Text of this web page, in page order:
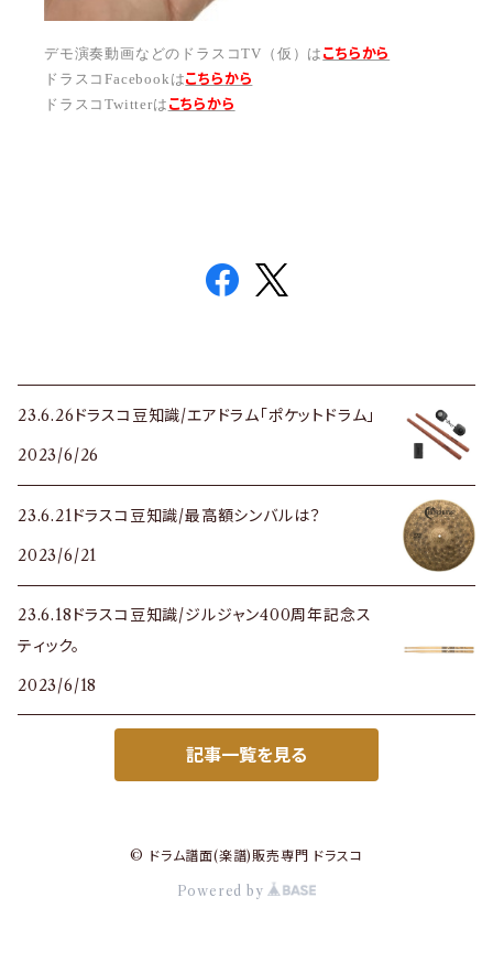
デモ演奏動画などのドラスコTV（仮）は こちらから
ドラスコFacebookはこちらから
ドラスコTwitterは こちらから
23.6.26ドラスコ豆知識/エアドラム「ポケットドラム」
2023/6/26
23.6.21ドラスコ豆知識/最高額シンバルは？
2023/6/21
23.6.18ドラスコ豆知識/ジルジャン400周年記念ス
ティック。
2023/6/18
記事一覧を見る
© ドラム譜面(楽譜)販売専門 ドラスコ
Powered by